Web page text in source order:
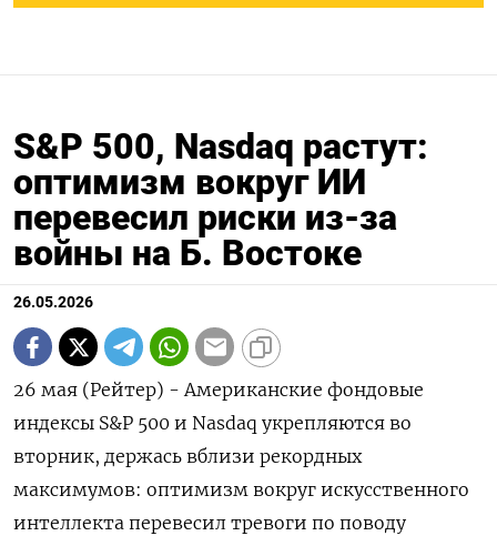
S&P 500, Nasdaq растут:
оптимизм вокруг ИИ
перевесил риски из-за
войны на Б. Востоке
26.05.2026
26 мая (Рейтер) - Американские фондовые
индексы S&P 500 и Nasdaq укрепляются во
вторник, держась ‌вблизи рекордных
максимумов: оптимизм вокруг искусственного
интеллекта перевесил тревоги по поводу